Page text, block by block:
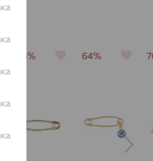
64% 64%